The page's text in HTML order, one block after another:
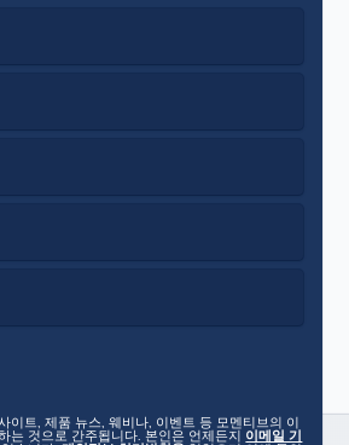
이트, 제품 뉴스, 웨비나, 이벤트 등 모멘티브의 이
는 것으로 간주됩니다. 본인은 언제든지 이메일 기